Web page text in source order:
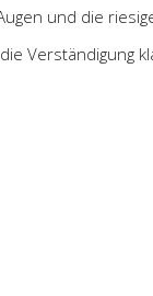
und die
Verständigung